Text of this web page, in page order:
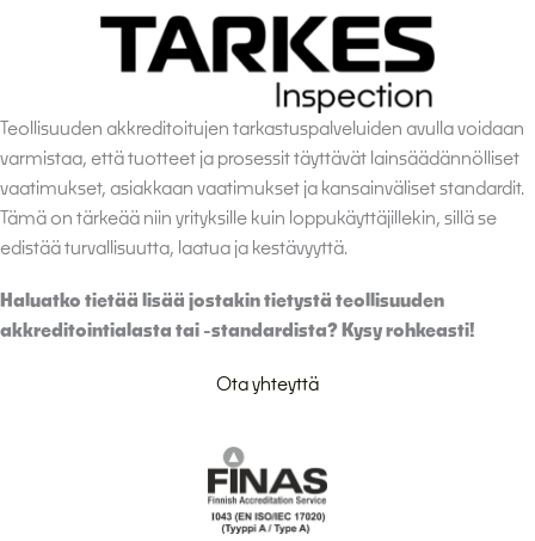
Teollisuuden akkreditoitujen tarkastuspalveluiden avulla voidaan
varmistaa, että tuotteet ja prosessit täyttävät lainsäädännölliset
vaatimukset, asiakkaan vaatimukset ja kansainväliset standardit.
Tämä on tärkeää niin yrityksille kuin loppukäyttäjillekin, sillä se
edistää turvallisuutta, laatua ja kestävyyttä.
Haluatko tietää lisää jostakin tietystä teollisuuden
akkreditointialasta tai -standardista? Kysy rohkeasti!
Ota yhteyttä